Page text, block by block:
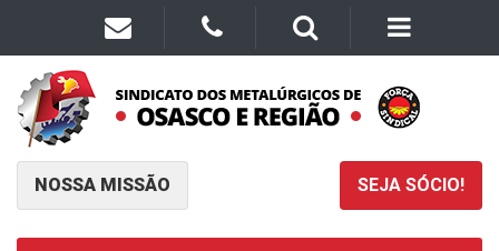
NOSSA MISSÃO SEJA SÓCIO!